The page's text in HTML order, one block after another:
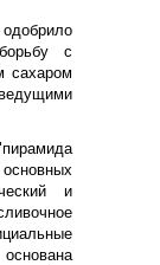
с
сахаром
и